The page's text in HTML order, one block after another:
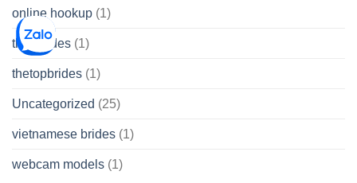
online hookup (1)
thai brides (1)
thetopbrides (1)
Uncategorized (25)
vietnamese brides (1)
webcam models (1)